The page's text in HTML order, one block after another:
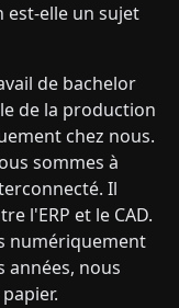
est-elle un sujet
de bachelor
de la production
chez nous.
sommes à
Il
l'ERP et le CAD.
numériquement
années, nous